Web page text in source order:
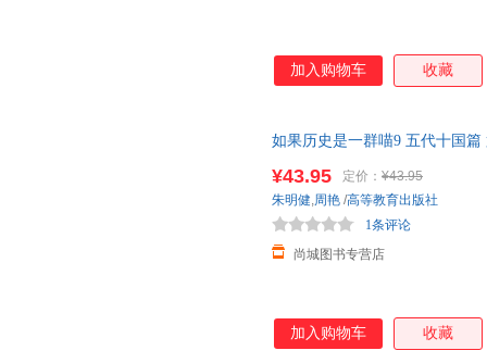
加入购物车 收藏
如果历史是一群喵9 五代十国
¥43.95 定价： ¥43.95
尚城图书专营店
1条评论
朱明健,周艳 /高等教育出版社
加入购物车 收藏